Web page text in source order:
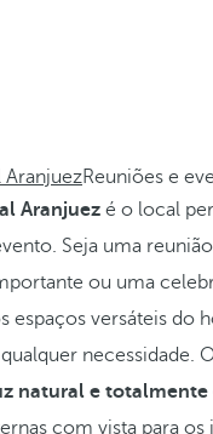
Reuniões e
Aranjuez é o local
Seja uma
ou uma
espaços versáteis do
necessidade.
natural e totalmente
com vista para os